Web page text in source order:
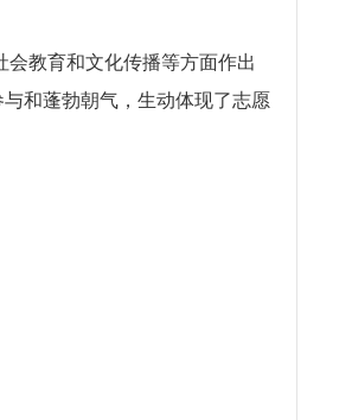
教育和文化传播等方面作出
和蓬勃朝气，生动体现了志愿